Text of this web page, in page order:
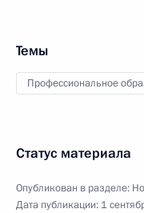
Темы
Профессиональное
Статус материала
Опубликован в разделе:
Дата публикации: 1